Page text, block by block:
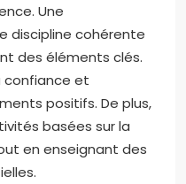
Une
discipline cohérente
des éléments clés.
confiance et
positifs. De plus,
basées sur la
en enseignant des